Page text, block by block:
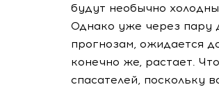
будут необычно
Однако уже через пару
прогнозам, ожидается
конечно же, растает.
спасателей, поскольку